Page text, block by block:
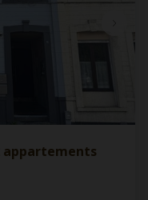
appartements